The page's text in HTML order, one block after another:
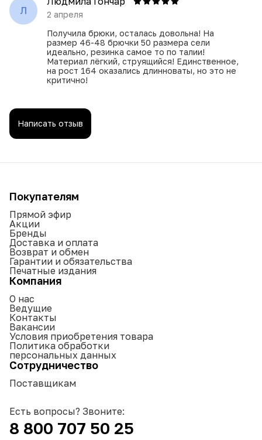
Л
2 апреля
Получила брюки, осталась довольна! На
размер 46-48 брючки 50 размера сели
идеально, резинка самое то по талии!
Материал лёгкий, струящийся! Единственное,
на рост 164 оказались длинноваты, но это не
критично!
Написать отзыв
Покупателям
Прямой эфир
Акции
Бренды
Доставка и оплата
Возврат и обмен
Гарантии и обязательства
Печатные издания
Компания
О нас
Ведущие
Контакты
Вакансии
Условия приобретения товара
Политика обработки
персональных данных
Сотрудничество
Поставщикам
Есть вопросы? Звоните:
8 800 707 50 25